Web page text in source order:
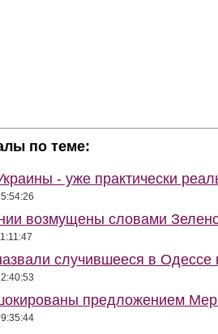
по теме:
- уже практически
возмущены словами
случившееся в Одессе
предложением